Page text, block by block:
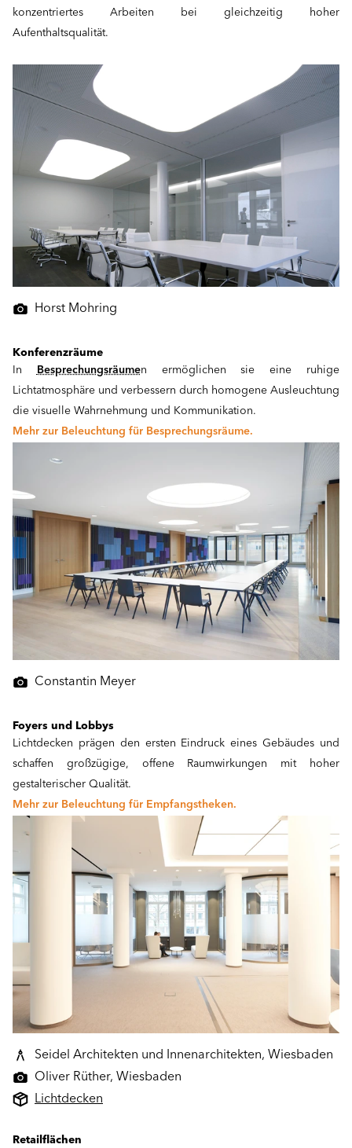
konzentriertes Arbeiten bei gleichzeitig hoher
Aufenthaltsqualität.
Horst Mohring
Konferenzräume
In
Besprechungsräumen ermöglichen sie eine ruhige
Lichtatmosphäre und verbessern durch homogene Ausleuchtung
die visuelle Wahrnehmung und Kommunikation.
Mehr zur Beleuchtung für Besprechungsräume.
Constantin Meyer
Foyers und Lobbys
Lichtdecken prägen den ersten Eindruck eines Gebäudes und
schaffen großzügige, offene Raumwirkungen mit hoher
gestalterischer Qualität.
Mehr zur Beleuchtung für Empfangstheken.
Seidel Architekten und Innenarchitekten, Wiesbaden
Oliver Rüther, Wiesbaden
Lichtdecken
Retailflächen